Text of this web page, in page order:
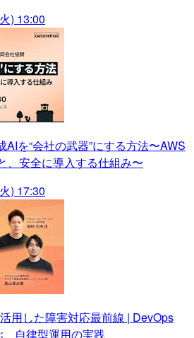
) 13:00
AIを“会社の武器”にする方法〜AWS
、安全に導入する仕組み〜
) 17:30
用した障害対応最前線 | DevOps
自律型運用の実践